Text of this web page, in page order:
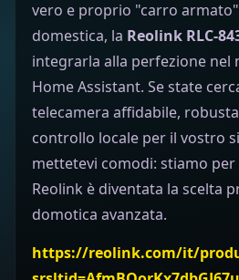
vero e proprio "carro
domestica, la Reolink RLC-
integrarla alla perfezione nel
Home Assistant. Se state
telecamera affidabile,
controllo locale per il vostro
mettetevi comodi: stiamo
Reolink è diventata la scelta
domotica avanzata.
https://reolink.com/it/